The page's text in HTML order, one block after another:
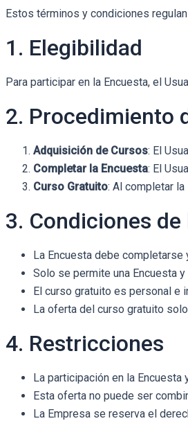
Estos términos y condiciones
1. Elegibilidad
Para participar en la Encuesta, el
2. Procedimiento
Adquisición de Cursos: El
Completar la Encuesta: El
Curso Gratuito: Al completar
3. Condiciones
La Encuesta debe
Solo se permite una Encuesta
El curso gratuito es personal e
La oferta del curso gratuito
4. Restricciones
La participación en la
Esta oferta no puede ser
La Empresa se reserva el